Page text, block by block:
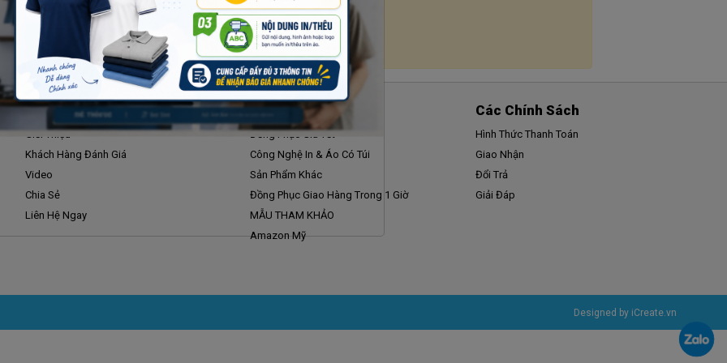
Giới Thiệu
Giới Thiệu
Khách Hàng Đánh Giá
Video
Chia Sẻ
Liên Hệ Ngay
Sản Phẩm
Đồng Phục Giá Tốt
Công Nghệ In & Áo Có Túi
Sản Phẩm Khác
Đồng Phục Giao Hàng Trong 1 Giờ
MẪU THAM KHẢO
Amazon Mỹ
Các Chính Sách
Hình Thức Thanh Toán
Giao Nhận
Đổi Trả
Giải Đáp
Designed by iCreate.vn